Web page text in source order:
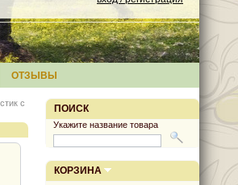
ОТЗЫВЫ
с
ПОИСК
Укажите название товара
КОРЗИНА